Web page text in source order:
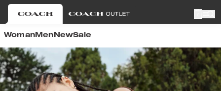
Woman Men NewSale
Close